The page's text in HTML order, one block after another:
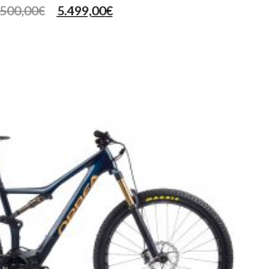
€ Ursprünglicher Preis War:
5.499,00€Aktueller Preis Ist: